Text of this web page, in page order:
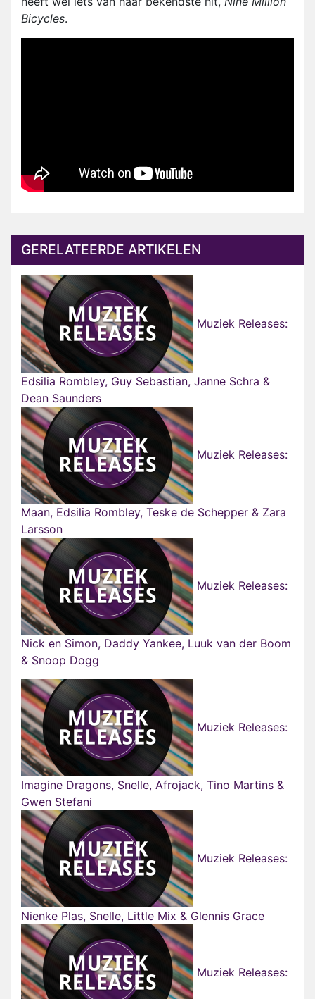
Bicycles.
GERELATEERDE ARTIKELEN
Muziek Releases:
Edsilia Rombley, Guy Sebastian, Janne Schra &
Dean Saunders
Muziek Releases:
Maan, Edsilia Rombley, Teske de Schepper & Zara
Larsson
Muziek Releases:
Nick en Simon, Daddy Yankee, Luuk van der Boom
& Snoop Dogg
Muziek Releases:
Imagine Dragons, Snelle, Afrojack, Tino Martins &
Gwen Stefani
Muziek Releases:
Nienke Plas, Snelle, Little Mix & Glennis Grace
Muziek Releases: